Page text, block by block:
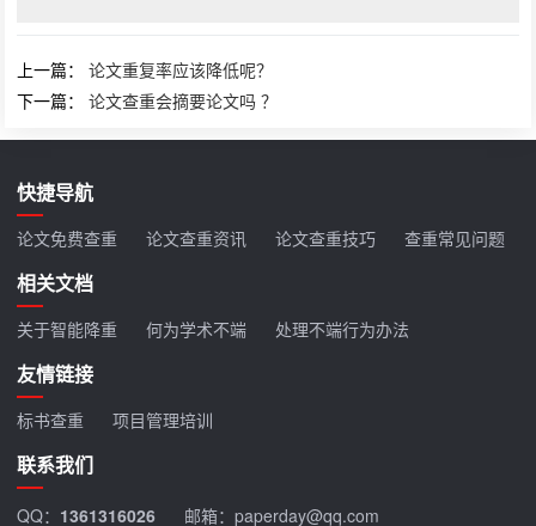
上一篇：论文重复率应该降低呢？
下一篇：论文查重会摘要论文吗 ？
快捷导航
论文免费查重 论文查重资讯 论文查重技巧 查重常见问题
相关文档
关于智能降重 何为学术不端 处理不端行为办法
友情链接
标书查重 项目管理培训
联系我们
QQ： 1361316026 邮箱：paperday@qq.com